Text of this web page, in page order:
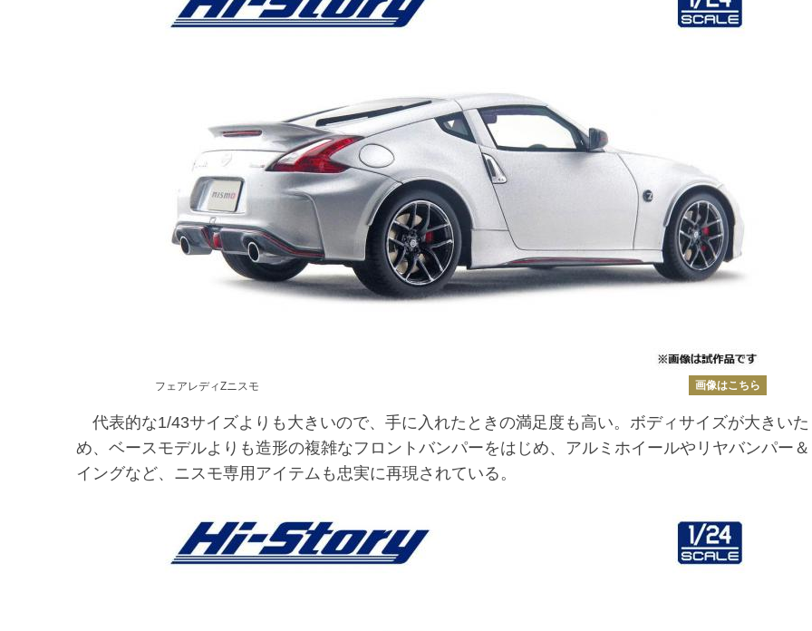
フェアレディZニスモ 画像はこちら
代表的な1/43サイズよりも大きいので、手に入れたときの満足度も高い。ボディサイズが大きいた
め、ベースモデルよりも造形の複雑なフロントバンパーをはじめ、アルミホイールやリヤバンパー
イングなど、ニスモ専用アイテムも忠実に再現されている。